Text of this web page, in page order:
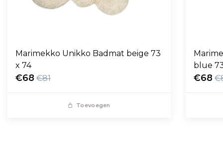
Marimekko Unikko Badmat beige 73
x 74
€68 €81
Toevoegen
blue
€68